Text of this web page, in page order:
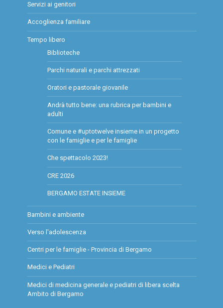
Servizi ai genitori
Accoglienza familiare
Tempo libero
Biblioteche
Parchi naturali e parchi attrezzati
Oratori e pastorale giovanile
Andrà tutto bene: una rubrica per bambini e
adulti
Comune e #uptotwelve insieme in un progetto
con le famiglie e per le famiglie
Che spettacolo 2023!
CRE 2026
BERGAMO ESTATE INSIEME
Bambini e ambiente
Verso l'adolescenza
Centri per le famiglie - Provincia di Bergamo
Medici e Pediatri
Medici di medicina generale e pediatri di libera scelta
Ambito di Bergamo